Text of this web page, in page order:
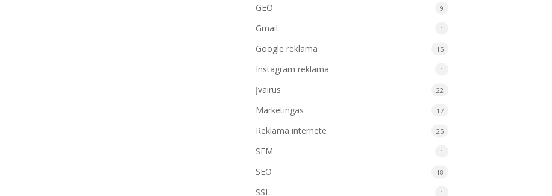
GEO 9
Gmail 1
Google reklama 15
Instagram reklama 1
Įvairūs 22
Marketingas 17
Reklama internete 25
SEM 1
SEO 18
SSL 1